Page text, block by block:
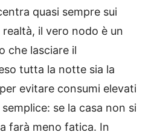
quasi sempre sui
realtà, il vero nodo è un
che lasciare il
tutta la notte sia la
evitare consumi elevati
semplice: se la casa non si
farà meno fatica. In